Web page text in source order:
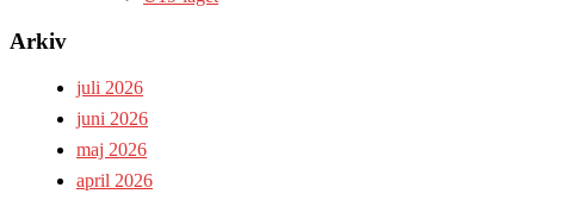
Arkiv
juli 2026
juni 2026
maj 2026
april 2026